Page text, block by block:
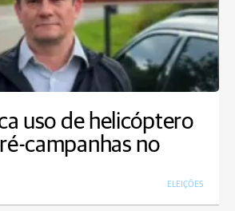
uso de helicóptero
campanhas no
ELEIÇÕES